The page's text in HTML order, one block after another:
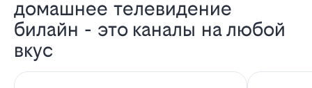
домашнее телевидение
билайн - это каналы на любой
вкус